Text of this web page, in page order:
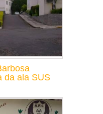
da ala SUS